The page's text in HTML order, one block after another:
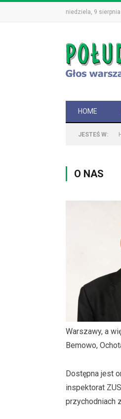
niedziela, 9 sierpnia
HOME
JESTEŚ W:
O NAS
Warszawy, a
Bemowo,
Dostępna jest
inspektorat
przychodniach